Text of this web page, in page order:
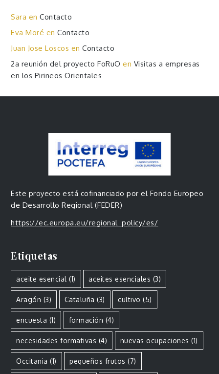
Sara enContacto
Eva Moré enContacto
Juan Jose Loscos enContacto
2a reunión del proyecto FoRuO en Visitas a empresas
en los Pirineos Orientales
Este proyecto está cofinanciado por el Fondo Europeo
de Desarrollo Regional (FEDER)
https://ec.europa.eu/regional_policy/es/
Etiquetas
aceite esencial (1) aceites esenciales (3)
Aragón (3) Cataluña (3) cultivo (5)
encuesta (1) formación (4)
necesidades formativas (4) nuevas ocupaciones (1)
Occitania (1) pequeños frutos (7)